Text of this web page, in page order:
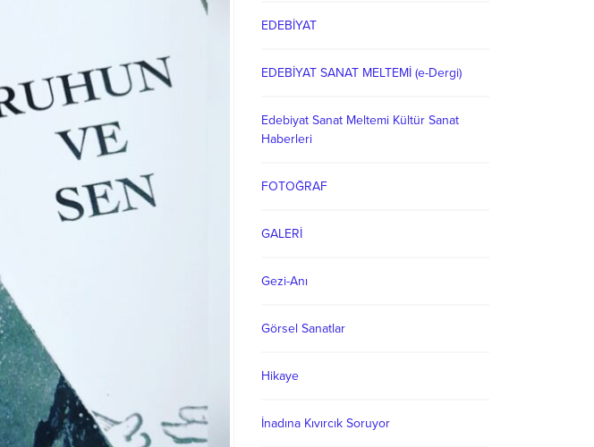
EDEBİYAT
EDEBİYAT SANAT MELTEMİ (e-Dergi)
Edebiyat Sanat Meltemi Kültür Sanat
Haberleri
FOTOĞRAF
GALERİ
Gezi-Anı
Görsel Sanatlar
Hikaye
İnadına Kıvırcık Soruyor